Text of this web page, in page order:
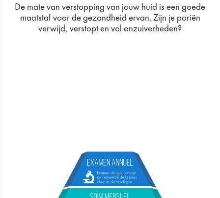
De mate van verstopping van jouw huid is een goede
maatstaf voor de gezondheid ervan. Zijn je poriën
verwijd, verstopt en vol onzuiverheden?